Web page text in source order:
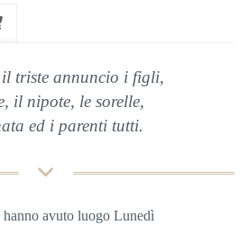
triste annuncio i figli,
il nipote, le sorelle,
ed i parenti tutti.
hanno avuto luogo Lunedì